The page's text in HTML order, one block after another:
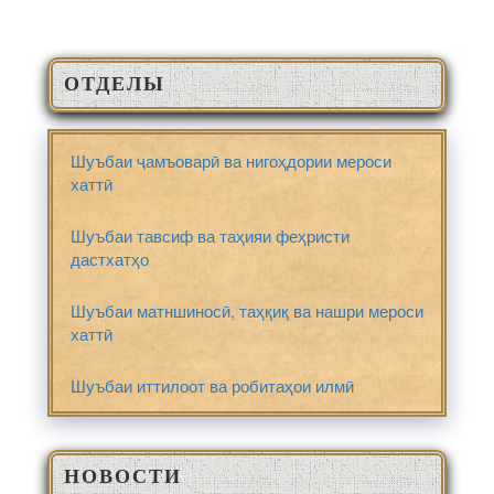
ОТДЕЛЫ
Шуъбаи ҷамъоварӣ ва нигоҳдории мероси
хаттӣ
Шуъбаи тавсиф ва таҳияи феҳристи
дастхатҳо
Шуъбаи матншиносӣ, таҳқиқ ва нашри мероси
хаттӣ
Шуъбаи иттилоот ва робитаҳои илмӣ
НОВОСТИ